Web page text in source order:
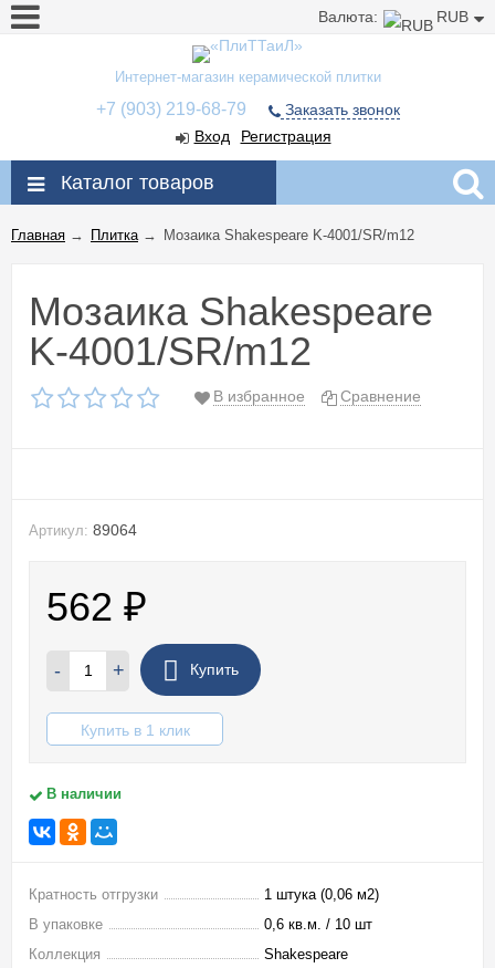
Валюта: RUB
Интернет-магазин керамической плитки
+7 (903) 219-68-79
Заказать звонок
Вход
Регистрация
Каталог товаров
Главная → Плитка→ Мозаика Shakespeare K-4001/SR/m12
Мозаика Shakespeare
K-4001/SR/m12
В избранное Сравнение
Артикул: 89064
562 ₽
- + Купить
Купить в 1 клик
В наличии
Кратность отгрузки
1 штука (0,06 м2)
В упаковке
0,6 кв.м. / 10 шт
Коллекция
Shakespeare